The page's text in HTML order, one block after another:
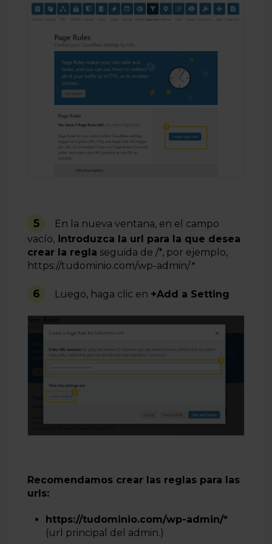
5
En la nueva ventana, en el campo
vacío, introduzca la url para la que desea
crear la regla seguida de /*, por ejemplo,
https://tudominio.com/wp-admin/*
6 Luego, haga clic en +Add a Setting
Recomendamos crear las reglas para las
urls:
https://tudominio.com/wp-admin/*
(url principal del admin.)